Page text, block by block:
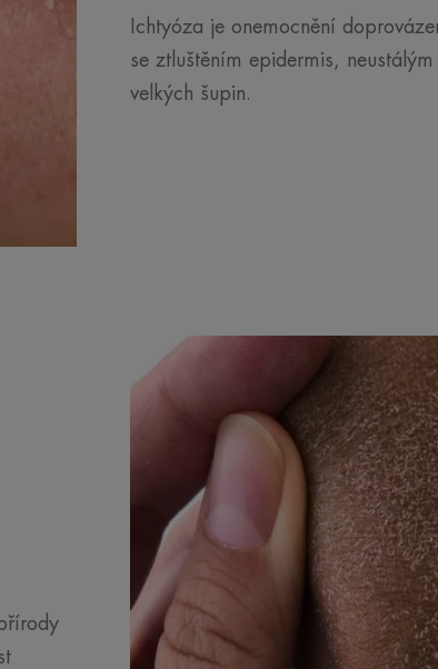
Ichtyóza je onemocnění
se ztluštěním epidermis,
velkých šupin.